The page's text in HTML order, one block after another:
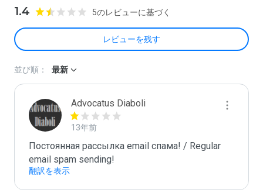
1.4 5のレビューに基づく
レビューを残す
並び順： 最新
Advocatus Diaboli
13年前
Постоянная рассылка email спама! / Regular
email spam sending!
翻訳を表示